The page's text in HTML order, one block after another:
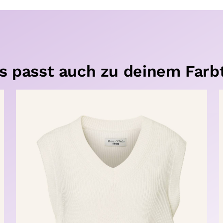
passt auch zu deinem